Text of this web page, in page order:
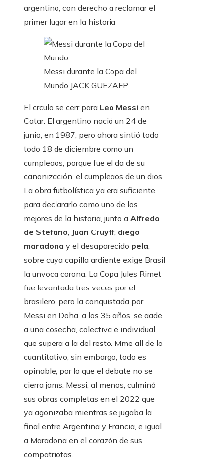
argentino, con derecho a reclamar el
primer lugar en la historia
Messi durante la Copa del
Mundo. JACK GUEZAFP
El crculo se cerr para Leo Messi en
Catar. El argentino nació un 24 de
junio, en 1987, pero ahora sintió todo
todo 18 de diciembre como un
cumpleaos, porque fue el da de su
canonización, el cumpleaos de un dios.
La obra futbolística ya era suficiente
para declararlo como uno de los
mejores de la historia, junto a Alfredo
de Stefano, Juan Cruyff, diego
maradona y el desaparecido pela,
sobre cuya capilla ardiente exige Brasil
la unvoca corona. La Copa Jules Rimet
fue levantada tres veces por el
brasilero, pero la conquistada por
Messi en Doha, a los 35 años, se aade
a una cosecha, colectiva e individual,
que supera a la del resto. Mme all de lo
cuantitativo, sin embargo, todo es
opinable, por lo que el debate no se
cierra jams. Messi, al menos, culminó
sus obras completas en el 2022 que
ya agonizaba mientras se jugaba la
final entre Argentina y Francia, e igual
a Maradona en el corazón de sus
compatriotas.